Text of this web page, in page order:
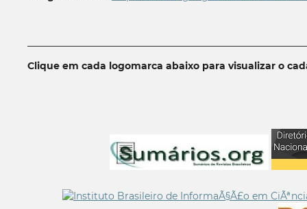
Clique em cada logomarca abaixo para visualizar o